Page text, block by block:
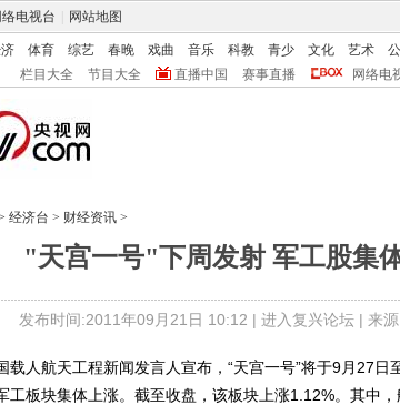
电视台 网站地图
体育 综艺 春晚 戏曲 音乐 科教 青少 文化 艺术
栏目大全 节目大全 直播中国 赛事直播 网络电
经济台 > 财经资讯 >
"天宫一号"下周发射 军工股集
发布时间:2011年09月21日 10:12 | 进入复兴论坛| 来源
人航天工程新闻发言人宣布，“天宫一号”将于9月27日
工板块集体上涨。截至收盘，该板块上涨1.12%。其中